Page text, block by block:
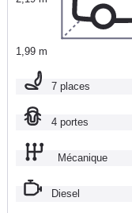
1,99 m
7 places
4 portes
Mécanique
Diesel